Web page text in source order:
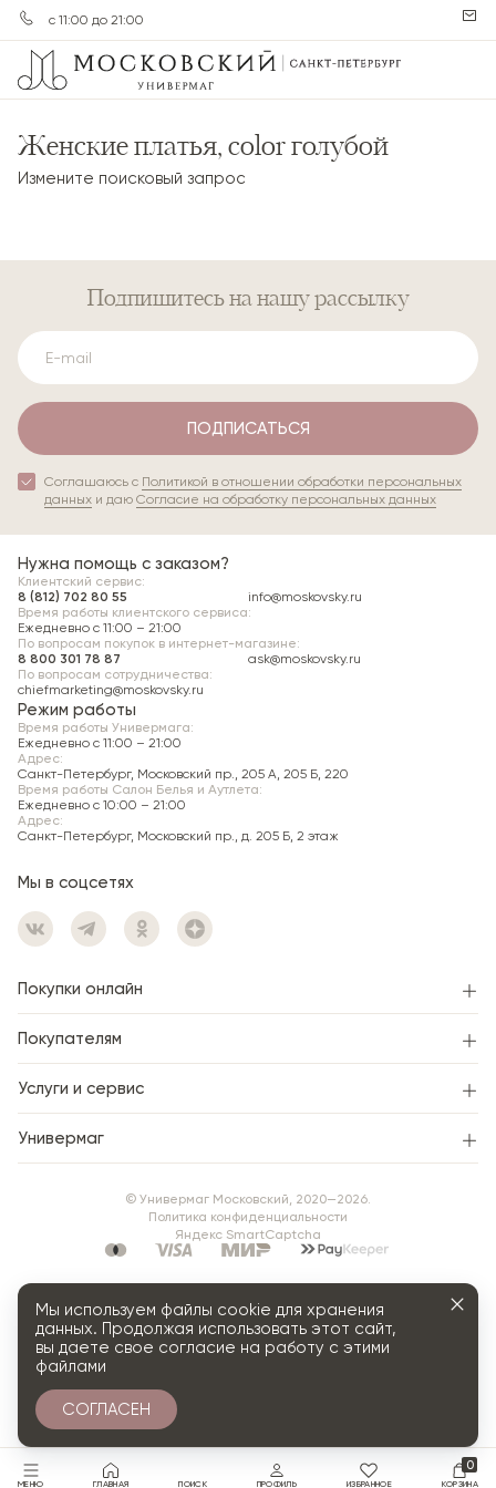
с 11:00 до 21:00
МЕНЮ ГЛАВНАЯ ПОИСК ПРОФИЛЬ ИЗБРАННОЕ
0
КОРЗИНА
Женские платья, color голубой
Измените поисковый запрос
Подпишитесь на нашу рассылку
ПОДПИСАТЬСЯ
Соглашаюсь с Политикой в отношении обработки персональных
данных и даю Согласие на обработку персональных данных
Нужна помощь с заказом?
Клиентский сервис:
8 (812) 702 80 55
info@moskovsky.ru
Время работы клиентского сервиса:
Ежедневно с 11:00 – 21:00
По вопросам сотрудничества:
chiefmarketing@moskovsky.ru
По вопросам покупок в интернет-магазине:
8 800 301 78 87
ask@moskovsky.ru
Режим работы
Время работы Универмага:
Ежедневно c 11:00 – 21:00
Адрес:
Санкт-Петербург, Московский пр., 205 А, 205 Б, 220
Время работы Салон Белья и Аутлета:
Ежедневно c 10:00 – 21:00
Адрес:
Санкт-Петербург, Московский пр., д. 205 Б, 2 этаж
Мы в соцсетях
Покупки онлайн
Покупателям
Услуги и сервис
Универмаг
© Универмаг Московский, 2020—2026.
Политика конфиденциальности
Яндекс SmartCaptcha
Мы используем файлы cookie для хранения
данных. Продолжая использовать этот сайт,
вы даете свое согласие на работу с этими
файлами
СОГЛАСЕН